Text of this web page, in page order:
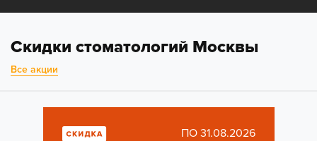
Скидки стоматологий Москвы
Все акции
ПО 31.08.2026